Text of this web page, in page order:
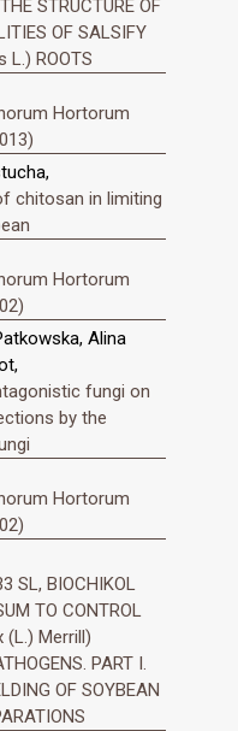
STRUCTURE OF
OF SALSIFY
ROOTS
Hortorum
chitosan in limiting
Hortorum
Alina
fungi on
by the
Hortorum
SL, BIOCHIKOL
TO CONTROL
(L.) Merrill)
PART I.
OF SOYBEAN